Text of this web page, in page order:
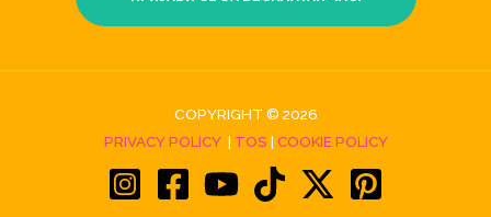
COPYRIGHT © 2026
PRIVACY POLICY | TOS | COOKIE POLICY